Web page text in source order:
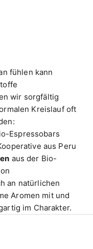
fühlen kann
wir sorgfältig
Kreislauf oft
Espressobars
aus Peru
aus der Bio-
an natürlichen
Aromen mit und
im Charakter.